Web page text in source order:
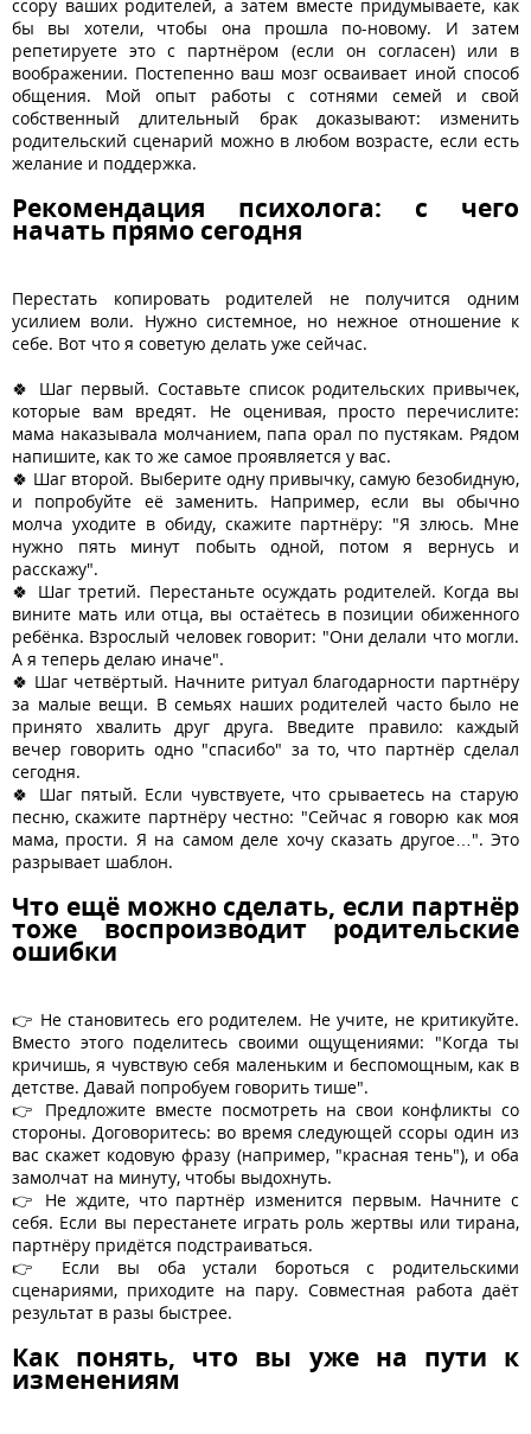
ссору ваших родителей, а затем вместе придумываете, как
бы вы хотели, чтобы она прошла по-новому. И затем
репетируете это с партнёром (если он согласен) или в
воображении. Постепенно ваш мозг осваивает иной способ
общения. Мой опыт работы с сотнями семей и свой
собственный длительный брак доказывают: изменить
родительский сценарий можно в любом возрасте, если есть
желание и поддержка.
Рекомендация психолога: с чего
начать прямо сегодня
Перестать копировать родителей не получится одним
усилием воли. Нужно системное, но нежное отношение к
себе. Вот что я советую делать уже сейчас.
🍀 Шаг первый. Составьте список родительских привычек,
которые вам вредят. Не оценивая, просто перечислите:
мама наказывала молчанием, папа орал по пустякам. Рядом
напишите, как то же самое проявляется у вас.
🍀 Шаг второй. Выберите одну привычку, самую безобидную,
и попробуйте её заменить. Например, если вы обычно
молча уходите в обиду, скажите партнёру: "Я злюсь. Мне
нужно пять минут побыть одной, потом я вернусь и
расскажу".
🍀 Шаг третий. Перестаньте осуждать родителей. Когда вы
вините мать или отца, вы остаётесь в позиции обиженного
ребёнка. Взрослый человек говорит: "Они делали что могли.
А я теперь делаю иначе".
🍀 Шаг четвёртый. Начните ритуал благодарности партнёру
за малые вещи. В семьях наших родителей часто было не
принято хвалить друг друга. Введите правило: каждый
вечер говорить одно "спасибо" за то, что партнёр сделал
сегодня.
🍀 Шаг пятый. Если чувствуете, что срываетесь на старую
песню, скажите партнёру честно: "Сейчас я говорю как моя
мама, прости. Я на самом деле хочу сказать другое…". Это
разрывает шаблон.
Что ещё можно сделать, если партнёр
тоже воспроизводит родительские
ошибки
👉 Не становитесь его родителем. Не учите, не критикуйте.
Вместо этого поделитесь своими ощущениями: "Когда ты
кричишь, я чувствую себя маленьким и беспомощным, как в
детстве. Давай попробуем говорить тише".
👉 Предложите вместе посмотреть на свои конфликты со
стороны. Договоритесь: во время следующей ссоры один из
вас скажет кодовую фразу (например, "красная тень"), и оба
замолчат на минуту, чтобы выдохнуть.
👉 Не ждите, что партнёр изменится первым. Начните с
себя. Если вы перестанете играть роль жертвы или тирана,
партнёру придётся подстраиваться.
👉 Если вы оба устали бороться с родительскими
сценариями, приходите на пару. Совместная работа даёт
результат в разы быстрее.
Как понять, что вы уже на пути к
изменениям